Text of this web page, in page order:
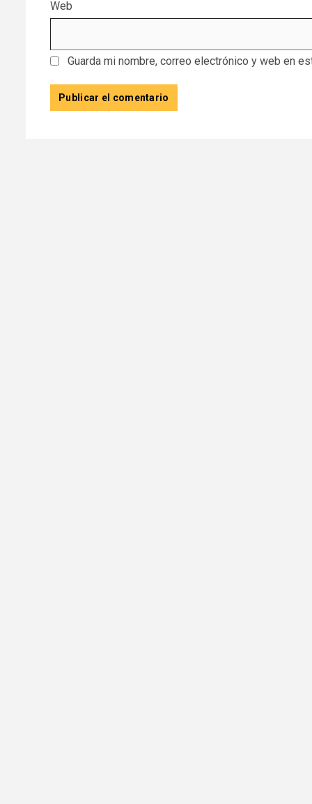
Web
Guarda mi nombre, correo electrónico y web en